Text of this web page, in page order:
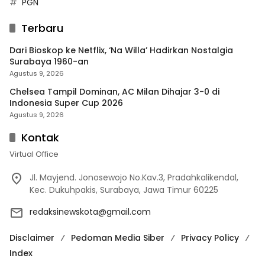
PGN
Terbaru
Dari Bioskop ke Netflix, ‘Na Willa’ Hadirkan Nostalgia
Surabaya 1960-an
Agustus 9, 2026
Chelsea Tampil Dominan, AC Milan Dihajar 3-0 di
Indonesia Super Cup 2026
Agustus 9, 2026
Kontak
Virtual Office
Jl. Mayjend. Jonosewojo No.Kav.3, Pradahkalikendal,
Kec. Dukuhpakis, Surabaya, Jawa Timur 60225
redaksinewskota@gmail.com
Disclaimer Pedoman Media Siber
Privacy Policy
Index